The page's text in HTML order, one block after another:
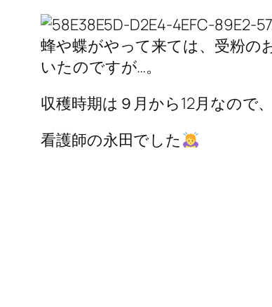
蜂や蝶がやって来ては、受粉の
いたのですが…。
収穫時期は９月から12月なので
看護師の永田でした